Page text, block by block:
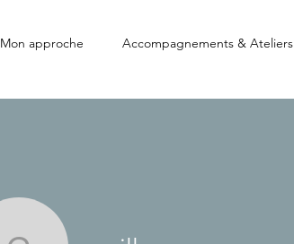
Mon approche Accompagnements & Ateliers